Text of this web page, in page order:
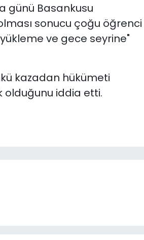
günü Basankusu
sonucu çoğu öğrenci
ve gece seyrine"
kazadan hükümeti
olduğunu iddia etti.